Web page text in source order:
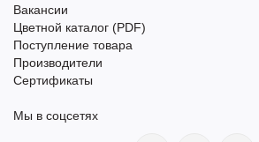
Вакансии
Цветной каталог (PDF)
Поступление товара
Производители
Сертификаты
Мы в соцсетях